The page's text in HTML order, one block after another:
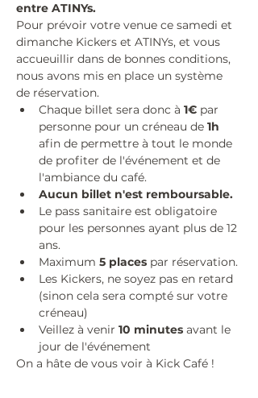
entre ATINYs.
Pour prévoir votre venue ce samedi et
dimanche Kickers et ATINYs, et vous
accueuillir dans de bonnes conditions,
nous avons mis en place un système
de réservation.
Chaque billet sera donc à 1€ par
personne pour un créneau de 1h
afin de permettre à tout le monde
de profiter de l'événement et de
l'ambiance du café.
Aucun billet n'est remboursable.
Le pass sanitaire est obligatoire
pour les personnes ayant plus de 12
ans.
Maximum 5 places par réservation.
Les Kickers, ne soyez pas en retard
(sinon cela sera compté sur votre
créneau)
Veillez à venir 10 minutes avant le
jour de l'événement
On a hâte de vous voir à Kick Café !